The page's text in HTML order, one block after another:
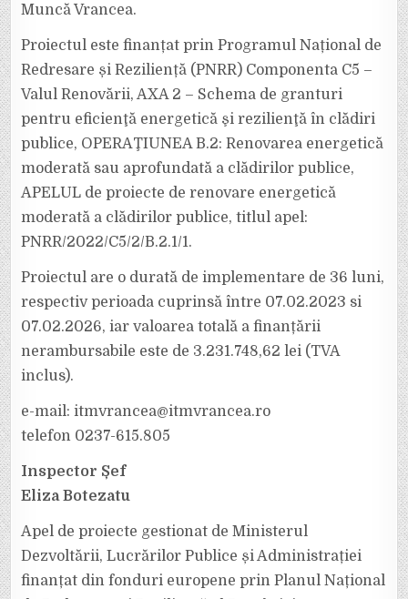
Muncă Vrancea.
Proiectul este finanțat prin Programul Național de
Redresare și Reziliență (PNRR) Componenta C5 –
Valul Renovării, AXA 2 – Schema de granturi
pentru eficienţă energetică şi rezilienţă în clădiri
publice, OPERAŢIUNEA B.2: Renovarea energetică
moderată sau aprofundată a clădirilor publice,
APELUL de proiecte de renovare energetică
moderată a clădirilor publice, titlul apel:
PNRR/2022/C5/2/B.2.1/1.
Proiectul are o durată de implementare de 36 luni,
respectiv perioada cuprinsă între 07.02.2023 si
07.02.2026, iar valoarea totală a finanțării
nerambursabile este de 3.231.748,62 lei (TVA
inclus).
e-mail: itmvrancea@itmvrancea.ro
telefon 0237-615.805
Inspector Șef
Eliza Botezatu
Apel de proiecte gestionat de Ministerul
Dezvoltării, Lucrărilor Publice și Administrației
finanțat din fonduri europene prin Planul Național